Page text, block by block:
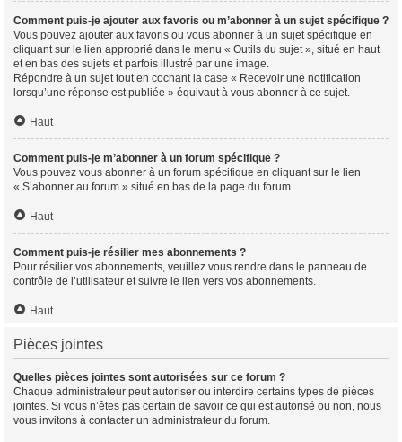
Comment puis-je ajouter aux favoris ou m’abonner à un sujet spécifique ?
Vous pouvez ajouter aux favoris ou vous abonner à un sujet spécifique en
cliquant sur le lien approprié dans le menu « Outils du sujet », situé en haut
et en bas des sujets et parfois illustré par une image.
Répondre à un sujet tout en cochant la case « Recevoir une notification
lorsqu’une réponse est publiée » équivaut à vous abonner à ce sujet.
Haut
Comment puis-je m’abonner à un forum spécifique ?
Vous pouvez vous abonner à un forum spécifique en cliquant sur le lien
« S’abonner au forum » situé en bas de la page du forum.
Haut
Comment puis-je résilier mes abonnements ?
Pour résilier vos abonnements, veuillez vous rendre dans le panneau de
contrôle de l’utilisateur et suivre le lien vers vos abonnements.
Haut
Pièces jointes
Quelles pièces jointes sont autorisées sur ce forum ?
Chaque administrateur peut autoriser ou interdire certains types de pièces
jointes. Si vous n’êtes pas certain de savoir ce qui est autorisé ou non, nous
vous invitons à contacter un administrateur du forum.